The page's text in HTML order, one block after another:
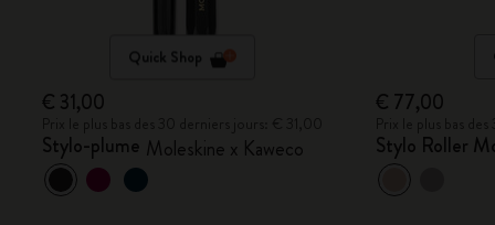
Quick Shop
€ 31,00
Stylo-plume Moleskine x Kaweco
€ 77,00
Stylo Roller